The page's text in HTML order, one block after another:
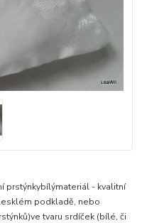
prstýnkybílýmateriál - kvalitní
podkladě, nebo
tvaru srdíček (bílé, či